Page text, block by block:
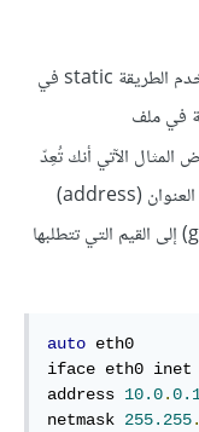
لإعداد نظامك لاستخدام عنوان IP ثابت، فاستخدم الطريقة static في
المثال الآتي أنك تُعِدّ
، عدِّل العنوان (address)
وقناع الشبكة (netmask) والبوابة (gateway) إلى القيم التي تتطلبها
auto eth0
iface eth0 inet
address 10.0.
netmask 255.255.